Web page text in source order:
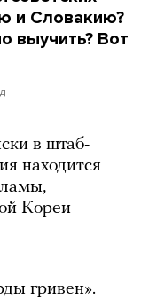
и Словакию?
выучить? Вот
в штаб-
находится
Кореи
гривен».